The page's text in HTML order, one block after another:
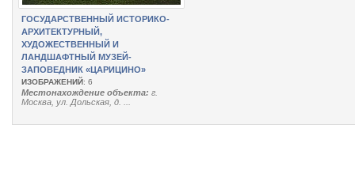
ГОСУДАРСТВЕННЫЙ ИСТОРИКО-
АРХИТЕКТУРНЫЙ,
ХУДОЖЕСТВЕННЫЙ И
ЛАНДШАФТНЫЙ МУЗЕЙ-
ЗАПОВЕДНИК «ЦАРИЦИНО»
ИЗОБРАЖЕНИЙ: 6
Местонахождение объекта: г.
Москва, ул. Дольская, д. ...